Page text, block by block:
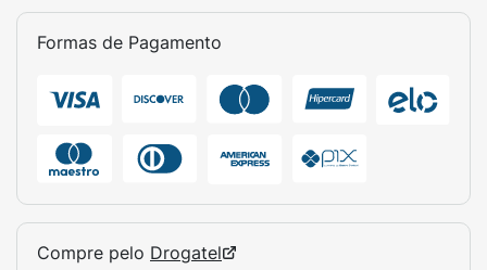
Formas de Pagamento
Compre pelo Drogatel